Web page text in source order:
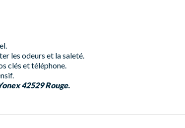
les odeurs et la saleté.
clés et téléphone.
42529 Rouge.